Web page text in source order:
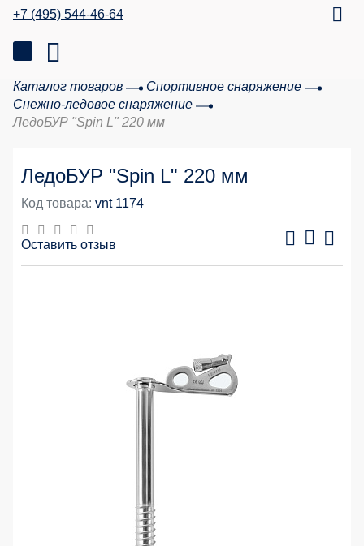
+7 (495) 544-46-64
Каталог товаров
Спортивное снаряжение
Снежно-ледовое снаряжение
ЛедоБУР "Spin L" 220 мм
ЛедоБУР "Spin L" 220 мм
Код товара: vnt 1174
Оставить отзыв